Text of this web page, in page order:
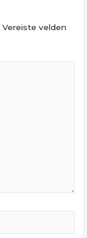
Vereiste velden